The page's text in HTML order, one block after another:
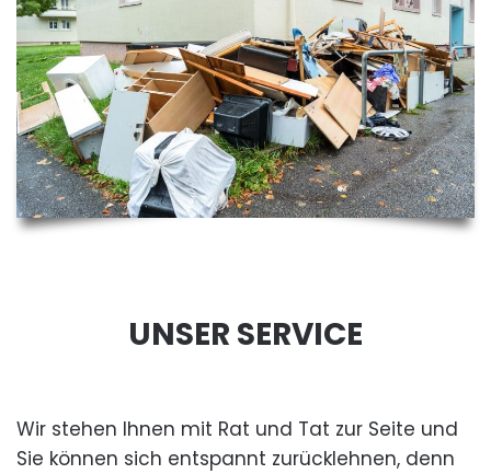
UNSER SERVICE
Wir stehen Ihnen mit Rat und Tat zur Seite und
Sie können sich entspannt zurücklehnen, denn